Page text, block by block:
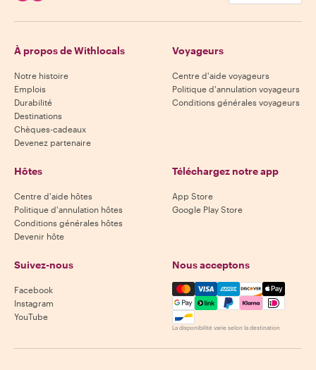
À propos de Withlocals
Notre histoire
Emplois
Durabilité
Destinations
Chèques-cadeaux
Devenez partenaire
Voyageurs
Centre d'aide voyageurs
Politique d'annulation voyageurs
Conditions générales voyageurs
Hôtes
Centre d'aide hôtes
Politique d'annulation hôtes
Conditions générales hôtes
Devenir hôte
Téléchargez notre app
App Store
Google Play Store
Suivez-nous
Facebook
Instagram
YouTube
Nous acceptons
Mastercard, Visa, Amex,
La disponibilité varie selon la destination